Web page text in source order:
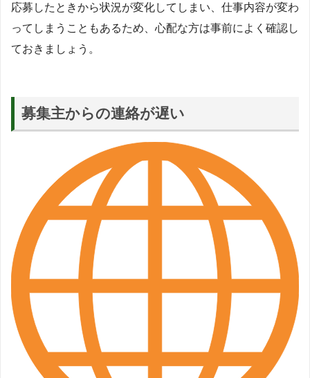
応募したときから状況が変化してしまい、仕事内容が変わ
ってしまうこともあるため、心配な方は事前によく確認し
ておきましょう。
募集主からの連絡が遅い